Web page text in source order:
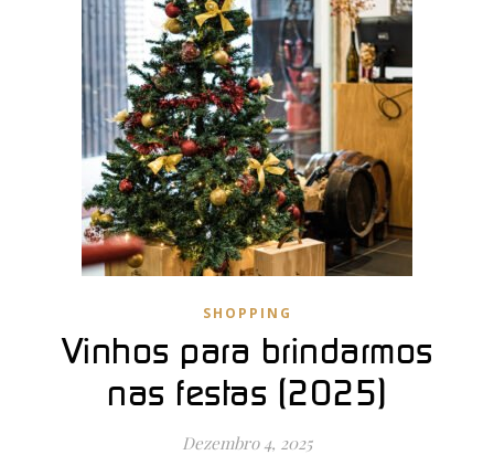
SHOPPING
Vinhos para brindarmos
nas festas (2025)
Dezembro 4, 2025